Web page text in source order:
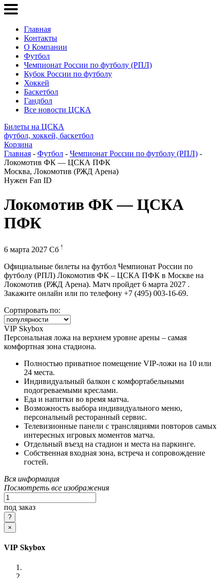
Главная
Контакты
О Компании
Футбол
Чемпионат России по футболу (РПЛ)
Кубок России по футболу
Хоккей
Баскетбол
Гандбол
Все новости ЦСКА
Билеты на ЦСКА
футбол, хоккей, баскетбол
Корзина
Главная - Футбол - Чемпионат России по футболу (РПЛ) -
Локомотив ФК — ЦСКА ПФК
Москва, Локомотив (РЖД Арена)
Нужен Fan ID
Локомотив ФК — ЦСКА
ПФК
6 марта 2027 Сб !
Официальные билеты на футбол Чемпионат России по
футболу (РПЛ) Локомотив ФК – ЦСКА ПФК в Москве на
Локомотив (РЖД Арена). Матч пройдет 6 марта 2027 .
Закажите онлайн или по телефону +7 (495) 003-16-69.
Сортировать по:
VIP Skybox
Персональная ложа на верхнем уровне арены – самая
комфортная зона стадиона.
Полностью приватное помещение VIP-ложи на 10 или
24 места.
Индивидуальный балкон с комфортабельными
подогреваемыми креслами.
Еда и напитки во время матча.
Возможность выбора индивидуального меню,
персональный ресторанный сервис.
Телевизионные панели с трансляциями повторов самых
интересных игровых моментов матча.
Отдельный въезд на стадион и места на паркинге.
Собственная входная зона, встреча и сопровождение
гостей.
Вся информация
Посмотреть все изображения
под заказ
×
VIP Skybox